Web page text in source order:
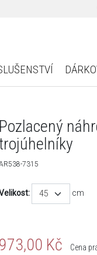
7315
45 cm
Kč Cena